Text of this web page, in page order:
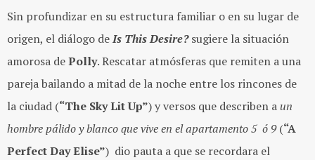
Sin profundizar en su estructura familiar o en su lugar de
origen, el diálogo deIs This Desire?sugiere la situación
amorosa dePolly. Rescatar atmósferas que remiten a una
pareja bailando a mitad de la noche entre los rincones de
la ciudad (“The Sky Lit Up”) y versos que describen a un
hombre pálido y blanco que vive en el apartamento 5 ó 9(“A
Perfect Day Elise”) dio pauta a que se recordara el